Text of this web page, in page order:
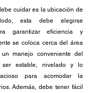
cuidar es la ubicación de
esta debe elegirse
garantizar eficiencia y
se coloca cerca del área
manejo conveniente del
estable, nivelado y lo
para acomodar la
Además, debe tener fácil